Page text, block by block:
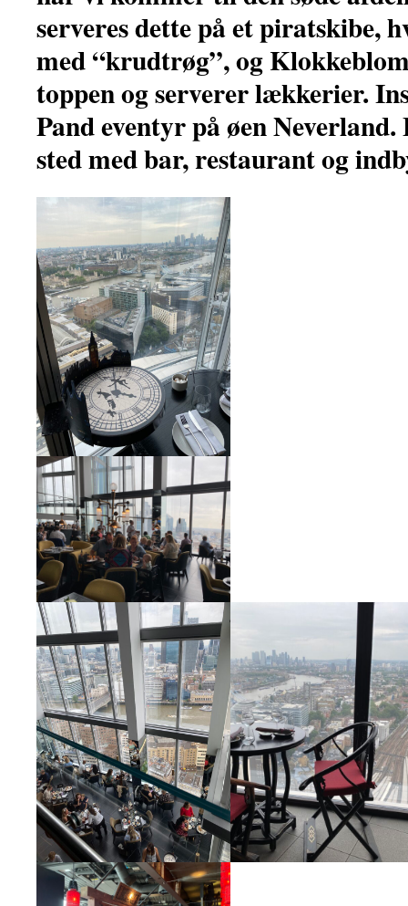
serveres dette på et piratskibe,
med “krudtrøg”, og
toppen og serverer lækkerier.
Pand eventyr på øen Neverland.
sted med bar, restaurant og